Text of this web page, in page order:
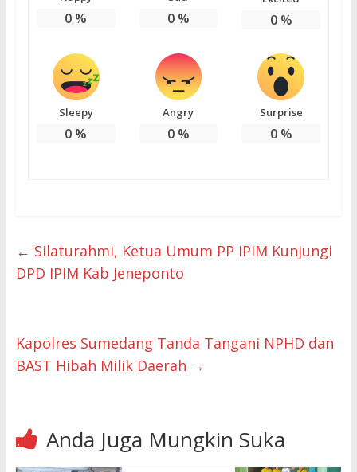
0 % 0% 0%
Sleepy
0 %
Angry
0%
Surprise
0%
← Silaturahmi, Ketua Umum PP IPIM Kunjungi
DPD IPIM Kab Jeneponto
Kapolres Sumedang Tanda Tangani NPHD dan
BAST Hibah Milik Daerah →
Anda Juga Mungkin Suka